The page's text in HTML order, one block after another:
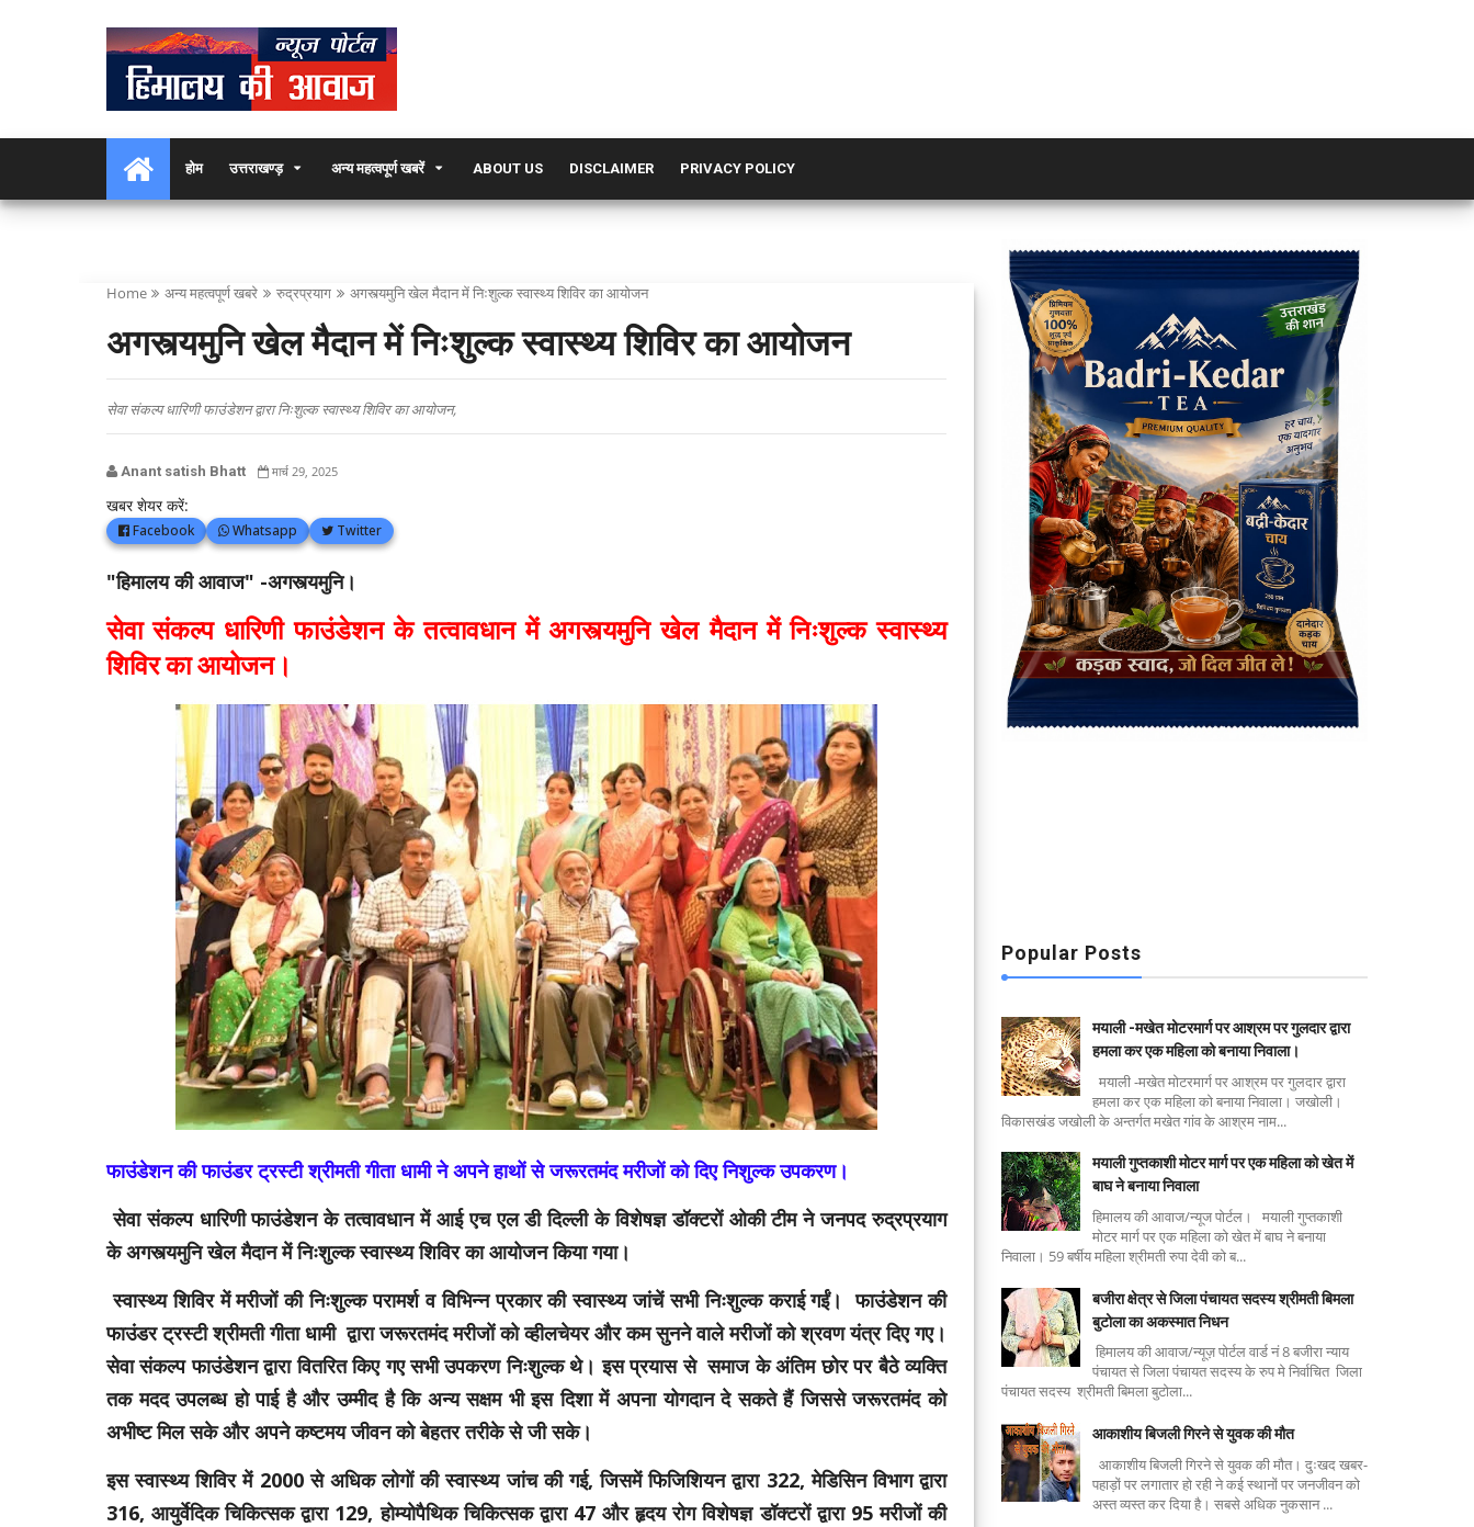
होम उत्तराखण्ड़ अन्य महत्वपूर्ण खबरें ABOUT US DISCLAIMER PRIVACY POLICY
Home अन्य महत्वपूर्ण खबरे रुद्रप्रयाग अगस्त्यमुनि खेल मैदान में निःशुल्क स्वास्थ्य शिविर का आयोजन
अगस्त्यमुनि खेल मैदान में निःशुल्क स्वास्थ्य शिविर का आयोजन
सेवा संकल्प धारिणी फाउंडेशन द्वारा निःशुल्क स्वास्थ्य शिविर का आयोजन,
Anant satish Bhatt मार्च 29, 2025
खबर शेयर करें:
Facebook Whatsapp Twitter
"हिमालय की आवाज" -अगस्त्यमुनि।
सेवा संकल्प धारिणी फाउंडेशन के तत्वावधान में अगस्त्यमुनि खेल मैदान में निःशुल्क स्वास्थ्य
शिविर का आयोजन।
फाउंडेशन की फाउंडर ट्रस्टी श्रीमती गीता धामी ने अपने हाथों से जरूरतमंद मरीजों को दिए निशुल्क उपकरण।
सेवा संकल्प धारिणी फाउंडेशन के तत्वावधान में आई एच एल डी दिल्ली के विशेषज्ञ डॉक्टरों ओकी टीम ने जनपद रुद्रप्रयाग
के अगस्त्यमुनि खेल मैदान में निःशुल्क स्वास्थ्य शिविर का आयोजन किया गया।
स्वास्थ्य शिविर में मरीजों की निःशुल्क परामर्श व विभिन्न प्रकार की स्वास्थ्य जांचें सभी निःशुल्क कराई गईं। फाउंडेशन की
फाउंडर ट्रस्टी श्रीमती गीता धामी द्वारा जरूरतमंद मरीजों को व्हीलचेयर और कम सुनने वाले मरीजों को श्रवण यंत्र दिए गए।
सेवा संकल्प फाउंडेशन द्वारा वितरित किए गए सभी उपकरण निःशुल्क थे। इस प्रयास से समाज के अंतिम छोर पर बैठे व्यक्ति
तक मदद उपलब्ध हो पाई है और उम्मीद है कि अन्य सक्षम भी इस दिशा में अपना योगदान दे सकते हैं जिससे जरूरतमंद को
अभीष्ट मिल सके और अपने कष्टमय जीवन को बेहतर तरीके से जी सके।
इस स्वास्थ्य शिविर में 2000 से अधिक लोगों की स्वास्थ्य जांच की गई, जिसमें फिजिशियन द्वारा 322, मेडिसिन विभाग द्वारा
316, आयुर्वेदिक चिकित्सक द्वारा 129, होम्योपैथिक चिकित्सक द्वारा 47 और हृदय रोग विशेषज्ञ डॉक्टरों द्वारा 95 मरीजों की
Popular Posts
मयाली -मखेत मोटरमार्ग पर आश्रम पर गुलदार द्वारा
हमला कर एक महिला को बनाया निवाला।
मयाली -मखेत मोटरमार्ग पर आश्रम पर गुलदार द्वारा
हमला कर एक महिला को बनाया निवाला। जखोली।
विकासखंड जखोली के अन्तर्गत मखेत गांव के आश्रम नाम...
मयाली गुप्तकाशी मोटर मार्ग पर एक महिला को खेत में
बाघ ने बनाया निवाला
हिमालय की आवाज/न्यूज पोर्टल। मयाली गुप्तकाशी
मोटर मार्ग पर एक महिला को खेत में बाघ ने बनाया
निवाला। 59 बर्षीय महिला श्रीमती रुपा देवी को ब...
बजीरा क्षेत्र से जिला पंचायत सदस्य श्रीमती बिमला
बुटोला का अकस्मात निधन
हिमालय की आवाज/न्यूज़ पोर्टल वार्ड नं 8 बजीरा न्याय
पंचायत से जिला पंचायत सदस्य के रुप मे निर्वाचित जिला
पंचायत सदस्य श्रीमती बिमला बुटोला...
आकाशीय बिजली गिरने से युवक की मौत
आकाशीय बिजली गिरने से युवक की मौत। दुःखद खबर-
पहाड़ों पर लगातार हो रही ने कई स्थानों पर जनजीवन को
अस्त व्यस्त कर दिया है। सबसे अधिक नुकसान ...